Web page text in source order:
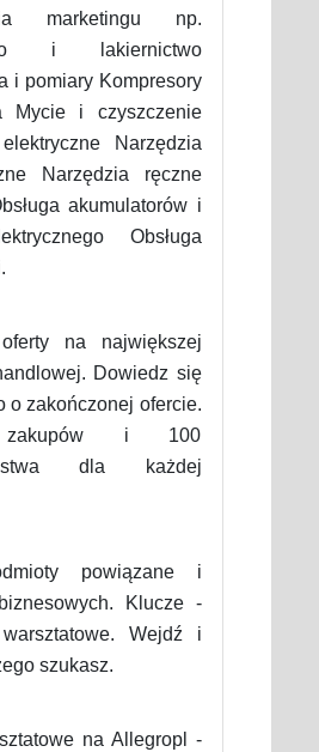
marketingu np.
i lakiernictwo
i pomiary Kompresory
Mycie i czyszczenie
Narzędzia
Narzędzia ręczne
akumulatorów i
Obsługa
na największej
Dowiedz się
o zakończonej ofercie.
zakupów i 100
dla każdej
powiązane i
Klucze -
Wejdź i
szukasz.
na Allegropl -